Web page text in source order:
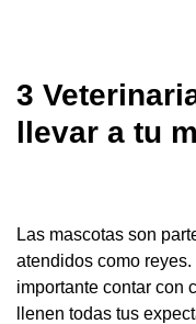
3
llevar a tu
Las mascotas son
atendidos como
importante contar con
llenen todas tus